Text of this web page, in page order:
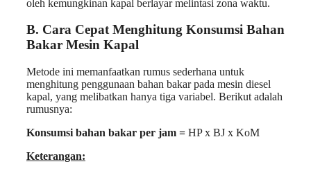
oleh kemungkinan kapal berlayar melintasi zona waktu.
B. Cara Cepat Menghitung Konsumsi Bahan
Bakar Mesin Kapal
Metode ini memanfaatkan rumus sederhana untuk
menghitung penggunaan bahan bakar pada mesin diesel
kapal, yang melibatkan hanya tiga variabel. Berikut adalah
rumusnya:
Konsumsi bahan bakar per jam = HP x BJ x KoM
Keterangan: